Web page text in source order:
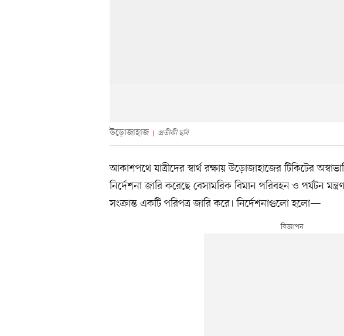
উড়োজাহাজ প্রতীকী ছবি
আকাশপথে যাত্রীদের স্বার্থ রক্ষায় উড়োজাহাজের টিকিটের
নির্দেশনা জারি করেছে বেসামরিক বিমান পরিবহন ও পর্যটন
সংক্রান্ত একটি পরিপত্র জারি করে। নির্দেশনাগুলো হলো—